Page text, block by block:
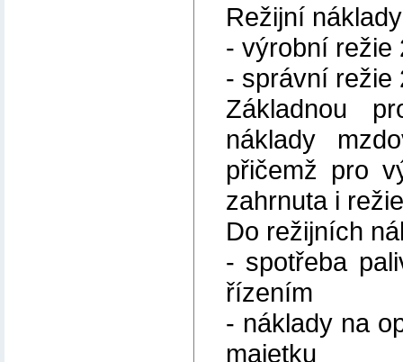
Režijní
- výrobní režie
- správní režie
Základnou
náklady
přičemž pro
zahrnuta i
Do režijních
- spotřeba
řízením
- náklady na
majetku